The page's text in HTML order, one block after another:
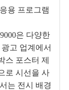
용 프로그램
은 다양한
고 업계에서
스 포스터 제
로 시선을 사
는 전시 배경